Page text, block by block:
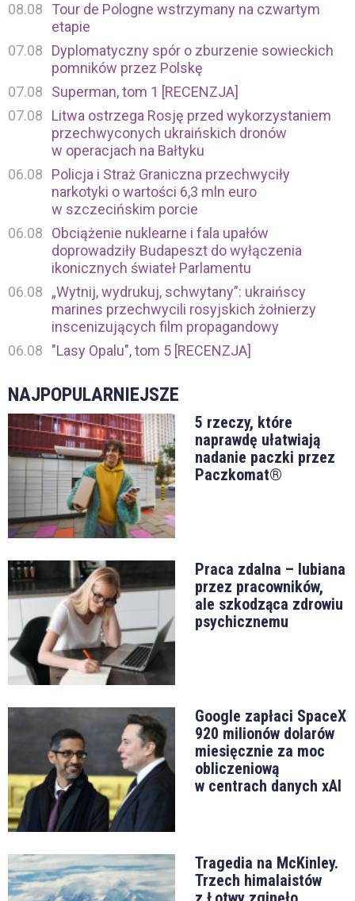
08.08
Tour de Pologne wstrzymany na czwartym
etapie
07.08
Dyplomatyczny spór o zburzenie sowieckich
pomników przez Polskę
07.08
Superman, tom 1 [RECENZJA]
07.08
Litwa ostrzega Rosję przed wykorzystaniem
przechwyconych ukraińskich dronów
w operacjach na Bałtyku
06.08
Policja i Straż Graniczna przechwyciły
narkotyki o wartości 6,3 mln euro
w szczecińskim porcie
06.08
Obciążenie nuklearne i fala upałów
doprowadziły Budapeszt do wyłączenia
ikonicznych świateł Parlamentu
06.08
„Wytnij, wydrukuj, schwytany”: ukraińscy
marines przechwycili rosyjskich żołnierzy
inscenizujących film propagandowy
06.08
"Lasy Opalu", tom 5 [RECENZJA]
NAJPOPULARNIEJSZE
5 rzeczy, które
naprawdę ułatwiają
nadanie paczki przez
Paczkomat®
Praca zdalna – lubiana
przez pracowników,
ale szkodząca zdrowiu
psychicznemu
Google zapłaci SpaceX
920 milionów dolarów
miesięcznie za moc
obliczeniową
w centrach danych xAI
Tragedia na McKinley.
Trzech himalaistów